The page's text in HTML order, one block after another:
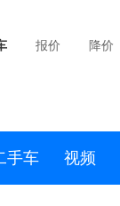
报价 降价
手车 视频